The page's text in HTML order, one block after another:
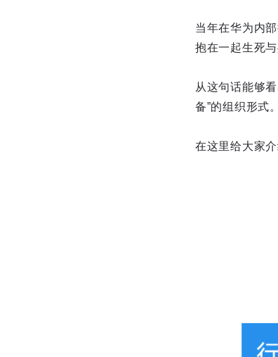
当年在华为内
抱在一起生死
从这句话能够
备”的组织形式
在这里给大家